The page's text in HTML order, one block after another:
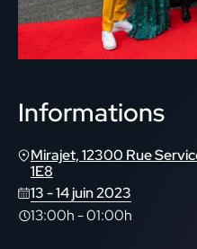
Informations
Mirajet, 12300 Rue
1E8
13-14 juin 2023
13:00h-01:00h